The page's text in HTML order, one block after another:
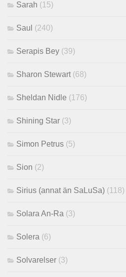
Sarah (15)
Saul (240)
Serapis Bey (39)
Sharon Stewart (68)
Sheldan Nidle (176)
Shining Star (3)
Simon Petrus (5)
Sion (2)
Sirius (annat än SaLuSa) (118)
Solara An-Ra (3)
Solera (6)
Solvarelser (3)